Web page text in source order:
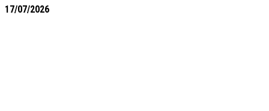
17/07/2026